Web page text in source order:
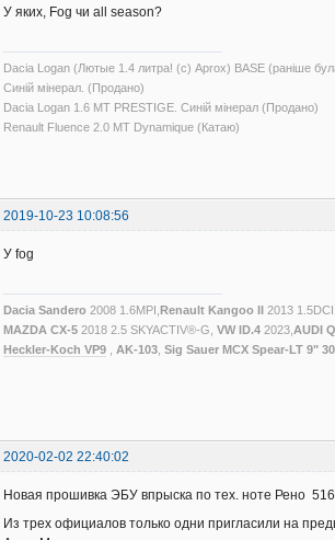
У яких, Fog чи all season?
Dacia Logan (Лютые 1.4 литра! (с) Aprox) BASE (раніше
Синій мінерал. (Продано)
Dacia Logan 1.6 MT PRESTIGE. Синій мінерал (Продано)
Renault Fluence 2.0 MT Dynamique (Катаю)
2019-10-23 10:08:56
У fog
Dacia Sandero 2008 1.6MPI, Renault Kangoo II 2013 1.5DCI,
MAZDA CX-5 2018 2.5 SKYACTIV®-G,VW ID.4 2023,AUDI
Heckler-Koch VP9 ,AK-103,Sig Sauer MCX Spear-LT 9"
2020-02-02 22:40:02
Новая прошивка ЭБУ впрыска по тех. ноте Рено
Из трех официалов только одни пригласили на